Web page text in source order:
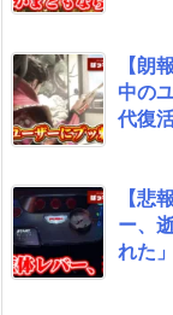
【朗
中の
代復
【悲
ー、
れた」